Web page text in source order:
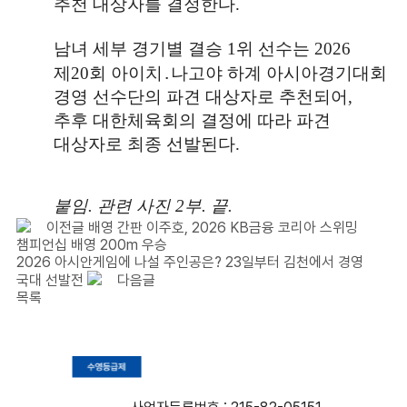
추천 대상자를 결정한다.
남녀 세부 경기별 결승 1 위 선수는 2026
제 20회 아이치 ․ 나고야 하계 아시아경기대회
경영 선수단의 파견 대상자로 추천되어 ,
추후 대한체육회의 결정에 따라 파견
대상자로 최종 선발된다.
붙임. 관련 사진2부. 끝.
이전글 배영 간판 이주호, 2026 KB금융 코리아 스위밍
챔피언십 배영 200m 우승
2026 아시안게임에 나설 주인공은? 23일부터 김천에서 경영
국대 선발전
다음글
목록